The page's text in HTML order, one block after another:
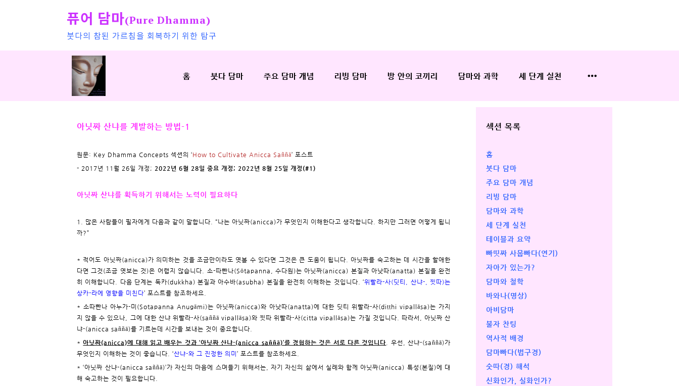
퓨어 담마(Pure Dhamma)
붓다의 참된 가르침을 회복하기 위한 탐구
홈 붓다 담마 주요 담마 개념 리빙 담마 방 안의 코끼리 담마와 과학 세 단계 실천
아닛짜 산냐를 계발하는 방법-1
원문: Key Dhamma Concepts 섹션의 ‘How to Cultivate Anicca Saññā’ 포스트
- 2017년 11월 26일 개정; 2022년 6월 28일 중요 개정; 2022년 8월 25일 개정(#1)
아닛짜 산냐를 획득하기 위해서는 노력이 필요하다
1. 많은 사람들이 필자에게 다음과 같이 말합니다. “나는 아닛짜(anicca)가 무엇인지 이해한다고 생각합니다. 하지만 그러면 어떻게 됩니
까?”
* 적어도 아닛짜(anicca)가 의미하는 것을 조금만이라도 엿볼 수 있다면 그것은 큰 도움이 됩니다. 아닛짜를 숙고하는 데 시간을 할애한
다면 그것(조금 엿보는 것)은 어렵지 않습니다. 소-따빤나(Sōtapanna, 수다원)는 아닛짜(anicca) 본질과 아낫따(anatta) 본질을 완전
히 이해합니다. 다음 단계는 둑카(dukkha) 본질과 아수바(asubha) 본질을 완전히 이해하는 것입니다. ‘위빨라-사(딧티, 산냐-, 찟따)는
상카-라에 영향을 미친다’ 포스트를 참조하세요.
* 소따빤나 아누가-미(Sotapanna Anugāmi)는 아닛짜(anicca)와 아낫따(anatta)에 대한 딧티 위빨라-사(diṭṭhi vipallāsa)는 가지
지 않을 수 있으나, 그에 대한 산냐 위빨라-사(saññā vipallāsa)와 찟따 위빨라-사(citta vipallāsa)는 가질 것입니다. 따라서, 아닛짜 산
냐-(anicca saññā)를 기르는데 시간을 보내는 것이 중요합니다.
*아닛짜(anicca)에 대해 읽고 배우는 것과 ‘아닛짜 산냐-(anicca saññā)’를 경험하는 것은 서로 다른 것입니다 . 우선, 산냐-(saññā)가
무엇인지 이해하는 것이 좋습니다. ‘산냐-와 그 진정한 의미 ’ 포스트를 참조하세요.
* ‘아닛짜 산냐-(anicca saññā)’가 자신의 마음에 스며들기 위해서는, 자기 자신의 삶에서 실례와 함께 아닛짜(anicca) 특성(본질)에 대
해 숙고하는 것이 필요합니다.
섹션 목록
홈
붓다 담마
주요 담마 개념
리빙 담마
담마와 과학
세 단계 실천
테이블과 요약
빠띳짜 사뭅빠다(연기)
자아가 있는가?
담마와 철학
바와나(명상)
아비담마
불자 찬팅
역사적 배경
담마빠다(법구경)
숫따(경) 해석
신화인가, 실화인가?